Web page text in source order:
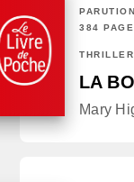
384
THRILLER
LA
Mary